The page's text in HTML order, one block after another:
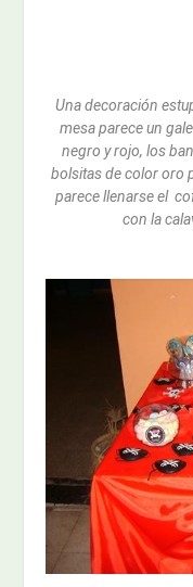
Una decoración
mesa parece un
negro y rojo, los
bolsitas de color oro
parece llenarse el
con la